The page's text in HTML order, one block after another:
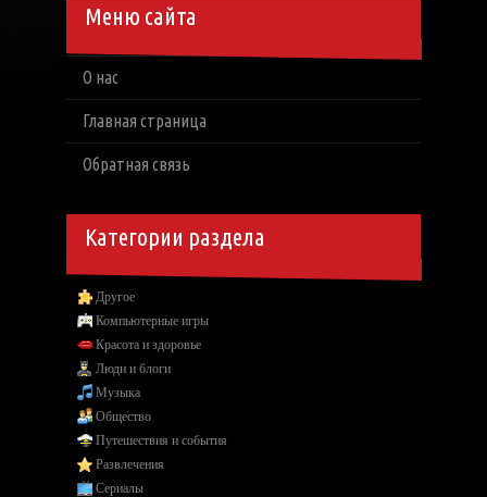
Меню сайта
О нас
Главная страница
Обратная связь
Категории раздела
Другое
Компьютерные игры
Красота и здоровье
Люди и блоги
Музыка
Общество
Путешествия и события
Развлечения
Сериалы